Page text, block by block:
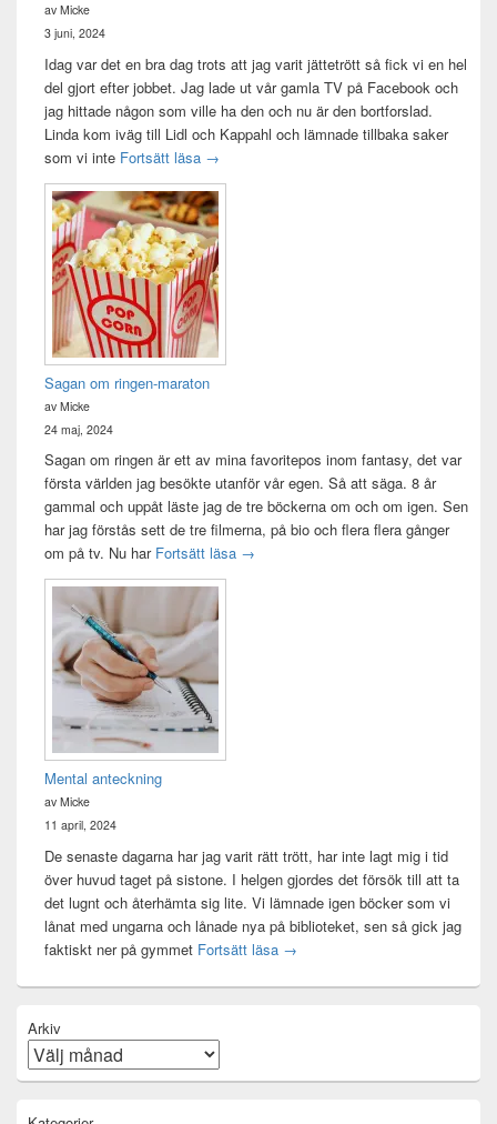
av Micke
3 juni, 2024
Idag var det en bra dag trots att jag varit jättetrött så fick vi en hel
del gjort efter jobbet. Jag lade ut vår gamla TV på Facebook och
jag hittade någon som ville ha den och nu är den bortforslad.
Linda kom iväg till Lidl och Kappahl och lämnade tillbaka saker
som vi inte Fortsätt läsa Idag var det en bra dag
→
Sagan om ringen-maraton
av Micke
24 maj, 2024
Sagan om ringen är ett av mina favoritepos inom fantasy, det var
första världen jag besökte utanför vår egen. Så att säga. 8 år
gammal och uppåt läste jag de tre böckerna om och om igen. Sen
har jag förstås sett de tre filmerna, på bio och flera flera gånger
om på tv. Nu har Fortsätt läsa Sagan om ringen-maraton
→
Mental anteckning
av Micke
11 april, 2024
De senaste dagarna har jag varit rätt trött, har inte lagt mig i tid
över huvud taget på sistone. I helgen gjordes det försök till att ta
det lugnt och återhämta sig lite. Vi lämnade igen böcker som vi
lånat med ungarna och lånade nya på biblioteket, sen så gick jag
faktiskt ner på gymmet Fortsätt läsa Mental anteckning
→
Arkiv